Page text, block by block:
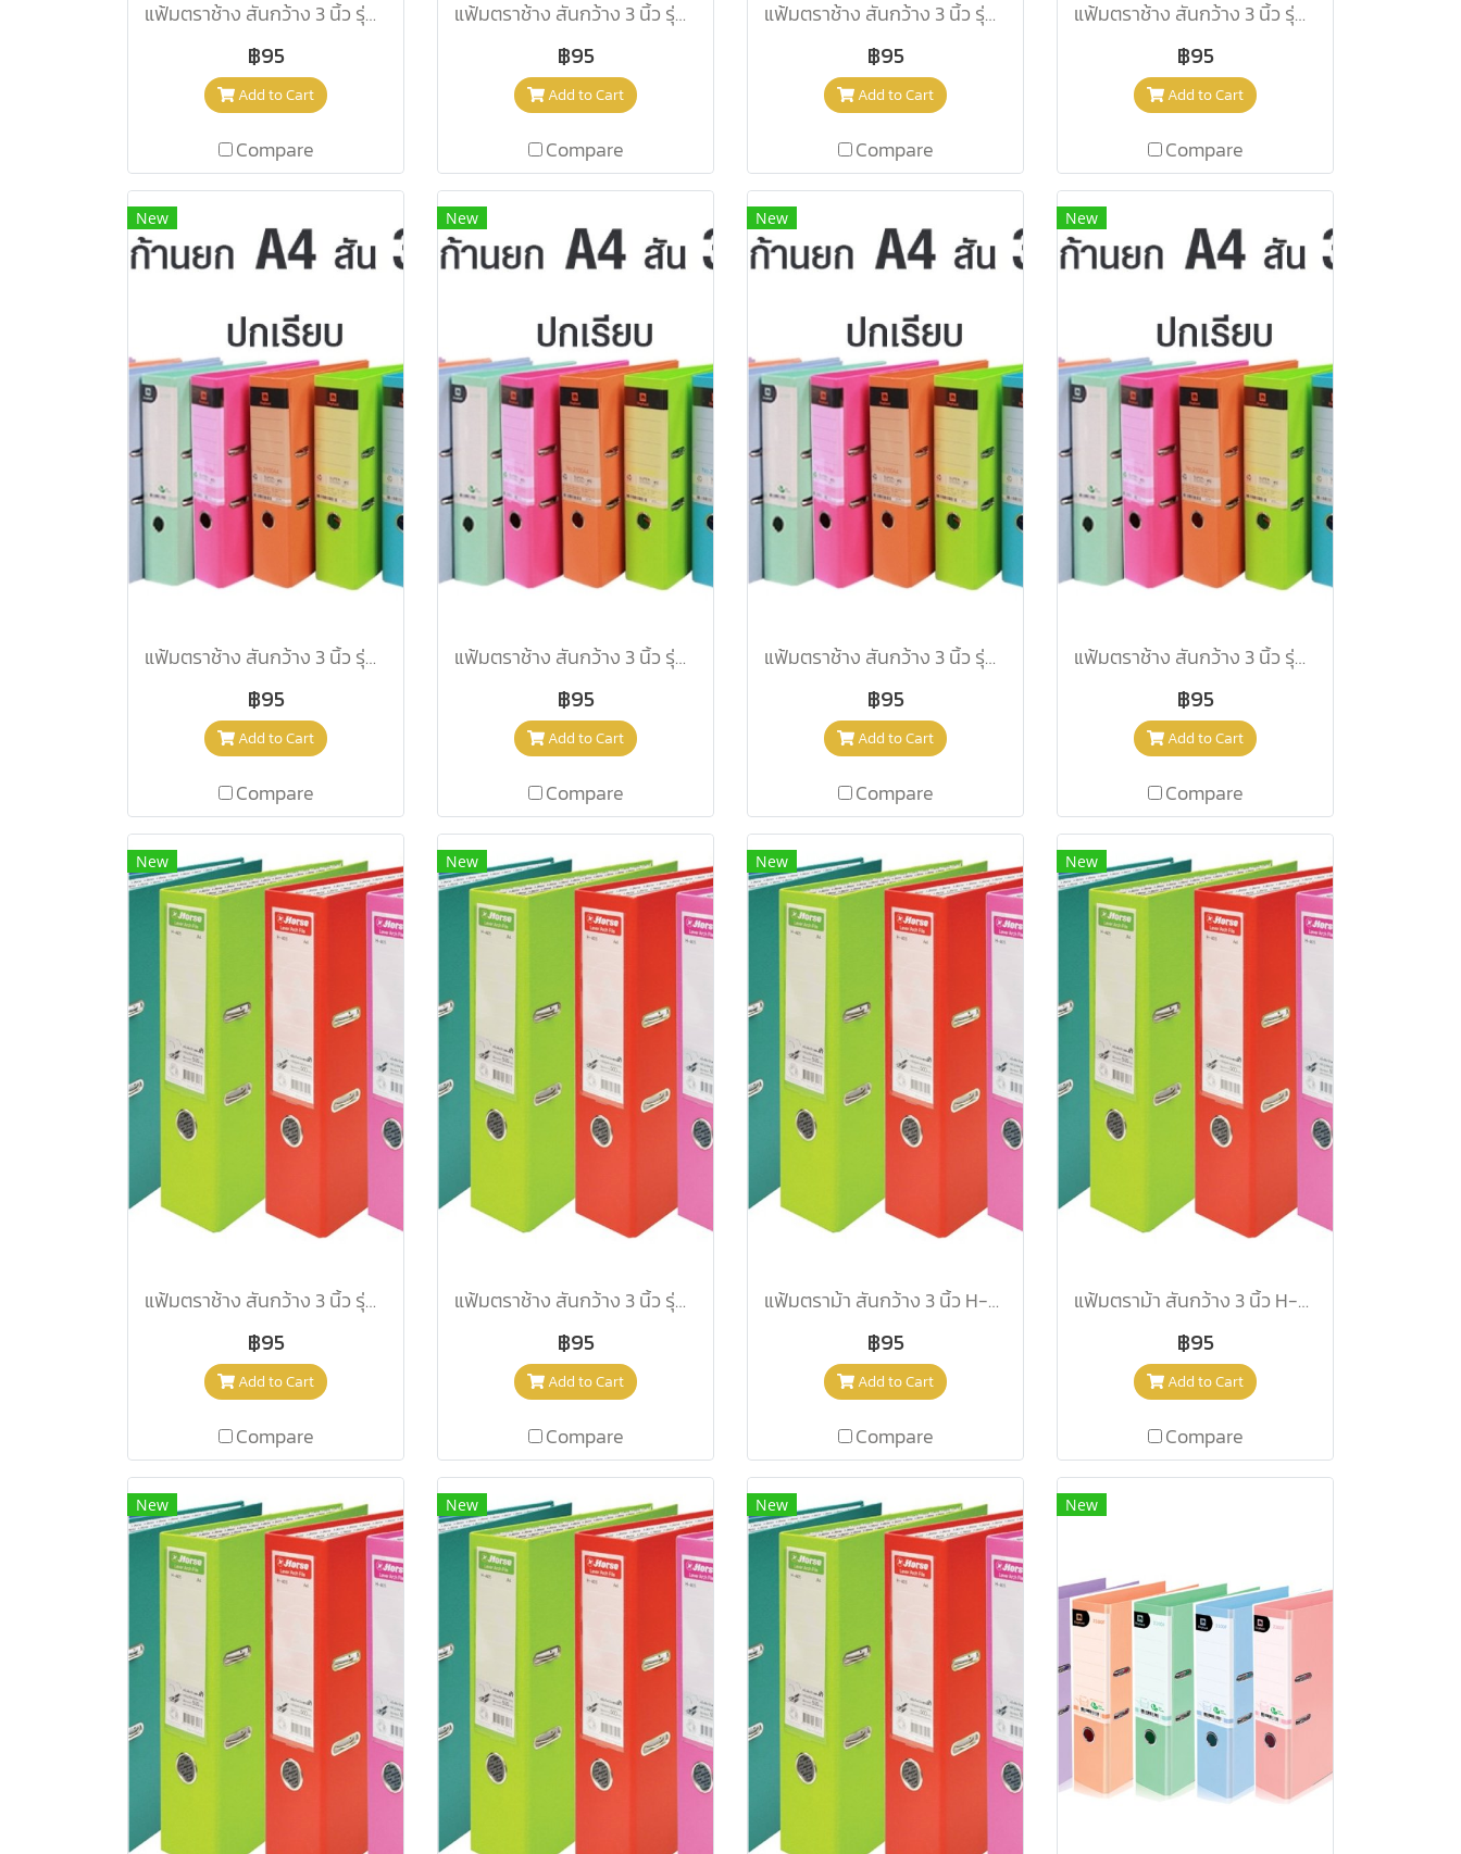
แฟ้มตราช้าง สันกว้าง 3 นิ้ว รุ่น 2100 A4 สีเขียวมะนาว
฿95
Add to Cart
Compare
แฟ้มตราช้าง สันกว้าง 3 นิ้ว รุ่น 2100 A4 สีชมพู
฿95
Add to Cart
Compare
แฟ้มตราช้าง สันกว้าง 3 นิ้ว รุ่น 2100 A4 สีดำ
฿95
Add to Cart
Compare
แฟ้มตราช้าง สันกว้าง 3 นิ้ว รุ่น 2100 A4 สีเบบี้บลู
฿95
Add to Cart
Compare
New
แฟ้มตราช้าง สันกว้าง 3 นิ้ว รุ่น 2100 A4 สีพีช
฿95
Add to Cart
Compare
New
แฟ้มตราช้าง สันกว้าง 3 นิ้ว รุ่น 2100 A4 สีฟ้า
฿95
Add to Cart
Compare
New
แฟ้มตราช้าง สันกว้าง 3 นิ้ว รุ่น 2100 A4 สีลาเวนเดอร์
฿95
Add to Cart
Compare
New
แฟ้มตราช้าง สันกว้าง 3 นิ้ว รุ่น 2100 A4 สีส้ม
฿95
Add to Cart
Compare
New
แฟ้มตราช้าง สันกว้าง 3 นิ้ว รุ่น 2100F สีลาเวนเดอร
฿95
Add to Cart
Compare
New
แฟ้มตราช้าง สันกว้าง 3 นิ้ว รุ่น 2100F สีอความารีน
฿95
Add to Cart
Compare
New
แฟ้มตราม้า สันกว้าง 3 นิ้ว H-801F/C สีเขียวพาสเทล
฿95
Add to Cart
Compare
New
แฟ้มตราม้า สันกว้าง 3 นิ้ว H-801F/C สีชมพูพาสเทล
฿95
Add to Cart
Compare
New New New New